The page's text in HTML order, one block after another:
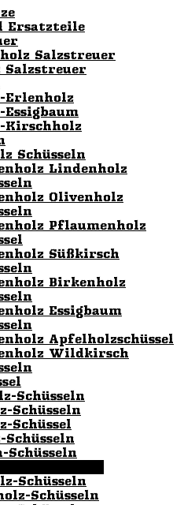
Ersatzteile
Salzstreuer
Salzstreuer
Erlenholz
Kirschholz
Schüsseln
Lindenholz
Olivenholz
Pflaumenholz
Süßkirsch
Birkenholz
Essigbaum
Apfelholzschüssel
Wildkirsch
Schüsseln
Schüsseln
Schüssel
Schüsseln
Schüsseln
Schüsseln